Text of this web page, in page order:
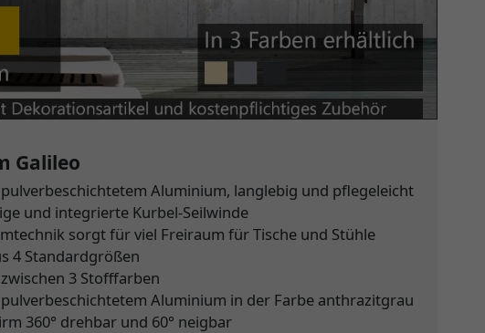
Galileo
pulverbeschichtetem Aluminium, langlebig und pflegeleicht
und integrierte Kurbel-Seilwinde
sorgt für viel Freiraum für Tische und Stühle
4 Standardgrößen
3 Stofffarben
pulverbeschichtetem Aluminium in der Farbe anthrazitgrau
360° drehbar und 60° neigbar